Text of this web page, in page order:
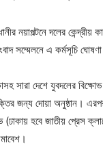
নয়াপল্টনে দলের কেন্দ্রীয়
সম্মেলনে এ কর্মসূচি
সারা দেশে যুবদলের
জন্য দোয়া অনুষ্ঠান।
(ঢাকায় হবে জাতীয় প্রেস